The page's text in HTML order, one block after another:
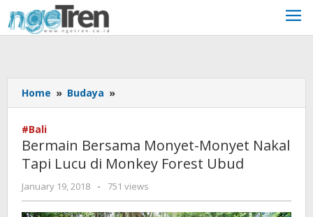
to
content
Home » Budaya »
Bersama
Nakal
Tapi
Lucu
Monkey
#Bali
Bermain Bersama Monyet-Monyet Nakal
Tapi Lucu di Monkey Forest Ubud
January 19, 2018
by
Upik
- 751 views